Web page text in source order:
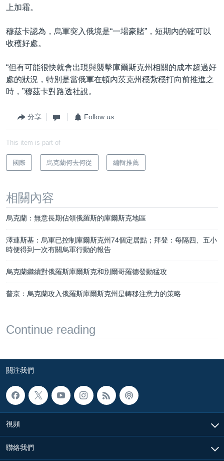
上加霜。
穆茲卡認為，烏軍突入俄境是“一場豪賭”，短期內的確可以
收穫好處。
“但有可能很快就會出現與襲擊庫爾斯克州相關的成本超過好
處的狀況，特別是當俄軍在頓內茨克州穩紮穩打向前推進之
時，”穆茲卡對路透社說。
分享 Follow us
This item is part of
國際 烏克蘭何去何從 編輯推薦
相關內容
烏克蘭：無意長期佔領俄羅斯的庫爾斯克地區
澤連斯基：烏軍已控制庫爾斯克州74個定​​居點；拜登：每隔四、五小
時便得到一次有關烏軍行動的報告
烏克蘭繼續對俄羅斯庫爾斯克和別爾哥羅德發動猛攻
普京：烏克蘭攻入俄羅斯庫爾斯克州是轉移注意力的策略
Continue reading
關注我們
視頻
聯絡我們